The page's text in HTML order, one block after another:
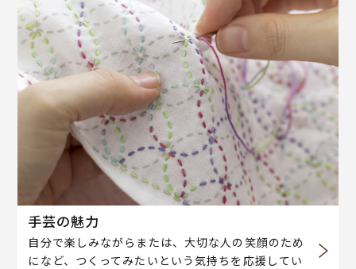
手芸の魅力
自分で楽しみながらまたは、大切な人の笑顔のため
になど、つくってみたいという気持ちを応援してい